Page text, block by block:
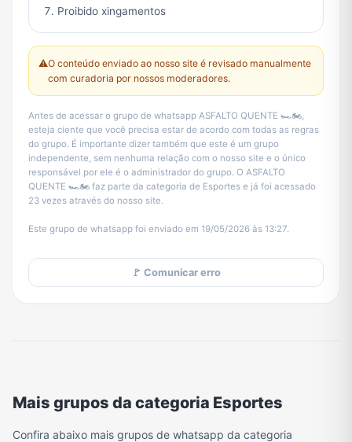
Proibido xingamentos
⚠️O conteúdo enviado ao nosso site é revisado manualmente
com curadoria por nossos moderadores.
Antes de acessar o grupo de whatsapp ASFALTO QUENTE 🏎️🏍️,
esteja ciente que você precisa estar de acordo com todas as regras
do grupo. É importante dizer também que este é um grupo
independente, sem nenhuma relação com o nosso site e o único
responsável por ele é o administrador do grupo. O ASFALTO
QUENTE 🏎️🏍️ faz parte da categoria de Esportes e já foi acessado
23 vezes através do nosso site.
Este grupo de whatsapp foi enviado em 19/05/2026 às 13:27.
🚩 Comunicar erro
Mais grupos da categoria Esportes
Confira abaixo mais grupos de whatsapp da categoria